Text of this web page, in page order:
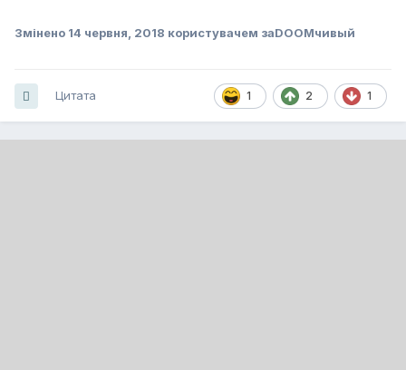
Змінено 14 червня, 2018 користувачем заDOOMчивый
1 2 1
Цитата